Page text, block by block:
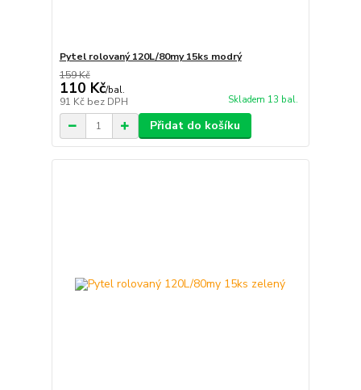
Pytel rolovaný 120L/80my 15ks modrý
159 Kč
110 Kč/bal.
91 Kč bez DPH Skladem 13 bal.
Přidat do košíku